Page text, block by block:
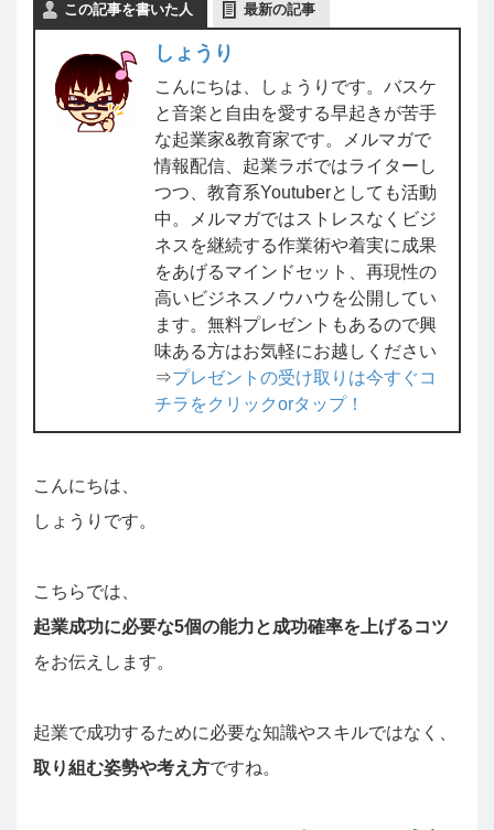
この記事を書いた人 最新の記事
しょうり
こんにちは、しょうりです。バスケ
と音楽と自由を愛する早起きが苦手
な起業家&教育家です。メルマガで
情報配信、起業ラボではライターし
つつ、教育系Youtuberとしても活動
中。メルマガではストレスなくビジ
ネスを継続する作業術や着実に成果
をあげるマインドセット、再現性の
高いビジネスノウハウを公開してい
ます。無料プレゼントもあるので興
味ある方はお気軽にお越しください
⇒プレゼントの受け取りは今すぐコ
チラをクリックorタップ！
こんにちは、
しょうりです。
こちらでは、
起業成功に必要な5個の能力と成功確率を上げるコツ
をお伝えします。
起業で成功するために必要な知識やスキルではなく、
取り組む姿勢や考え方ですね。